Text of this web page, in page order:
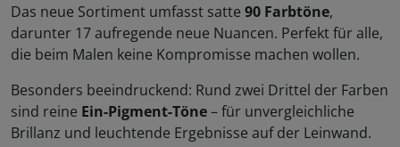
Das neue Sortiment umfasst satte 90 Farbtöne,
darunter 17 aufregende neue Nuancen. Perfekt für alle,
die beim Malen keine Kompromisse machen wollen.
Besonders beeindruckend: Rund zwei Drittel der Farben
sind reine Ein-Pigment-Töne– für unvergleichliche
Brillanz und leuchtende Ergebnisse auf der Leinwand.